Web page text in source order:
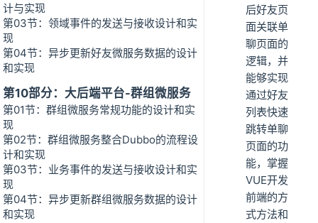
计与实现
第03节：领域事件的发送与接收设计和实
现
第04节：异步更新好友微服务数据的设计
和实现
第10部分：大后端平台-群组微服务
第01节：群组微服务常规功能的设计和实
现
第02节：群组微服务整合Dubbo的流程设
计和实现
第03节：业务事件的发送与接收设计和实
现
第04节：异步更新群组微服务数据的设计
和实现
后好友页
面关联单
聊页面的
逻辑，并
能够实现
通过好友
列表快速
跳转单聊
页面的功
能，掌握
VUE开发
前端的方
式方法和